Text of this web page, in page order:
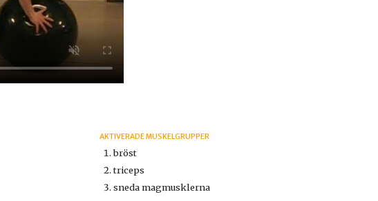
AKTIVERADE MUSKELGRUPPER
bröst
triceps
sneda magmusklerna